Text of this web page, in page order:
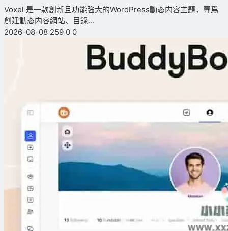
Voxel 是一款創新且功能強大的WordPress動态内容主題，專爲
創建動态内容網站、目錄...
2026-08-08 259 0 0